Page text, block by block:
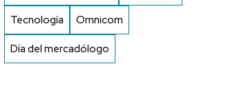
Tecnología Omnicom
Día del mercadólogo